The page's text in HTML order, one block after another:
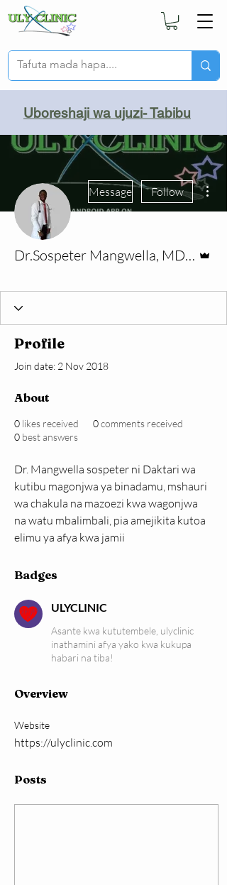
Uboreshaji wa ujuzi- Tabibu
Message Follow
Dr.Sospeter Mangwella, MD/MMED
Profile
Join date: 2 Nov 2018
About
0 likes received 0comments received
0 best answers
Dr. Mangwella sospeter ni Daktari wa
kutibu magonjwa ya binadamu, mshauri
wa chakula na mazoezi kwa wagonjwa
na watu mbalimbali, pia amejikita kutoa
elimu ya afya kwa jamii
Badges
ULYCLINIC
Asante kwa kututembele, ulyclinic
inathamini afya yako kwa kukupa
habari na tiba!
Overview
Website
https://ulyclinic.com
Posts